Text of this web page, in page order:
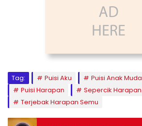
Tag: Puisi Aku
Puisi Anak Muda
Puisi Harapan
Sepercik Harapan
Terjebak Harapan Semu